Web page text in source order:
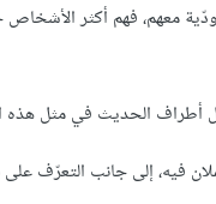
معهم، فهم أكثر
أطراف الحديث في مثل هذه
فيه، إلى جانب التعرّف